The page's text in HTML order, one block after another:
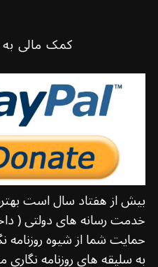
کمک مالی به
بیش از هفتاد سال است
خدمت رسانه های دولتی (
حمایت شما از شیوه روزنامه
به سلیقه های روزنامه نگاری